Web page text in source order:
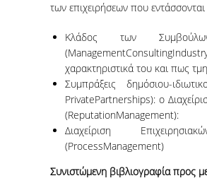
DOCTORAL PROGRAM
QUALITY ASSURANCE
UNDERGRADUATE STUDY
ACCREDITATION
QUALITY ASSURANCE UNIT
RESEARCH
των επιχειρήσεων που εντάσσονται
Κλάδος των Συμβούλων
χαρακτηριστικά του και πως
Συμπράξεις δημόσιου-
PrivatePartnerships): o
(ReputationManagement):
Διαχείριση
(ProcessManagement)
Συνιστώμενη βιβλιογραφία προς